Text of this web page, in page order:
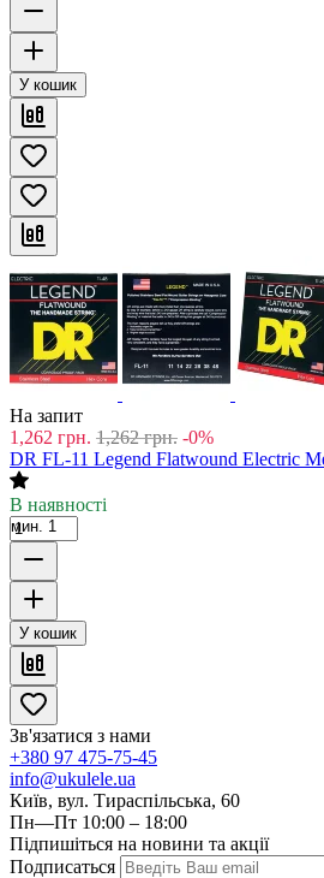
У кошик
На запит
1,262 грн. 1,262 грн. -0%
DR FL-11 Legend Flatwound Electric
В наявності
мин. 1
У кошик
Зв'язатися з нами
+380 97 475-75-45
info@ukulele.ua
Київ, вул. Тираспільська, 60
Пн—Пт 10:00 – 18:00
Підпишіться на новини та акції
Подписаться